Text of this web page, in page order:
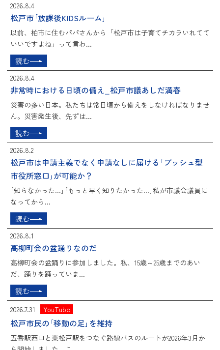
2026.8.4
松戸市｢放課後KIDSルーム｣
以前、柏市に住むパパさんから「松戸市は子育てチカラいれてて
いいですよね」って言わ...
読む
2026.8.4
非常時における日頃の備え_松戸市議あしだ満春
災害の多い日本。私たちは常日頃から備えをしなければなりませ
ん。災害発生後、先ずは...
読む
2026.8.2
松戸市は申請主義でなく申請なしに届ける｢プッシュ型
市役所窓口｣が可能か？
｢知らなかった...｣｢もっと早く知りたかった...｣私が市議会議員に
なってから...
読む
2026.8.1
高柳町会の盆踊りなのだ
高柳町会の盆踊りに参加しました。私、15歳～25歳までのあい
だ、踊りを踊っていま...
読む
2026.7.31 YouTube
松戸市民の｢移動の足｣を維持
五香駅西口と東松戸駅をつなぐ路線バスのルートが2026年3月か